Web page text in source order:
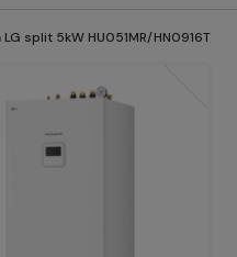
split 5kW HU051MR/HN0916T